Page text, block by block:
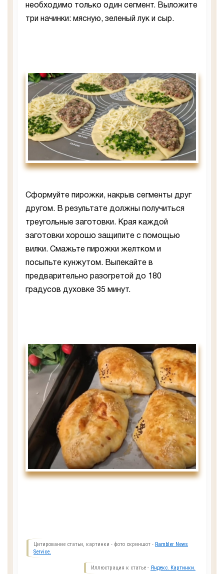
необходимо только один сегмент. Выложите
три начинки: мясную, зеленый лук и сыр.
Сформуйте пирожки, накрыв сегменты друг
другом. В результате должны получиться
треугольные заготовки. Края каждой
заготовки хорошо защипите с помощью
вилки. Смажьте пирожки желтком и
посыпьте кунжутом. Выпекайте в
предварительно разогретой до 180
градусов духовке 35 минут.
Цитирование статьи, картинки - фото скриншот - Rambler News
Service.
Иллюстрация к статье - Яндекс. Картинки.